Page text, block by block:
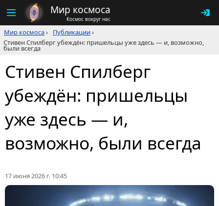
Мир космоса
Космос вокруг нас
Мир космоса› Публикации›
Стивен Спилберг убеждён: пришельцы уже здесь — и, возможно,
были всегда
Стивен Спилберг
убеждён: пришельцы
уже здесь — и,
возможно, были всегда
17 июня 2026 г. 10:45